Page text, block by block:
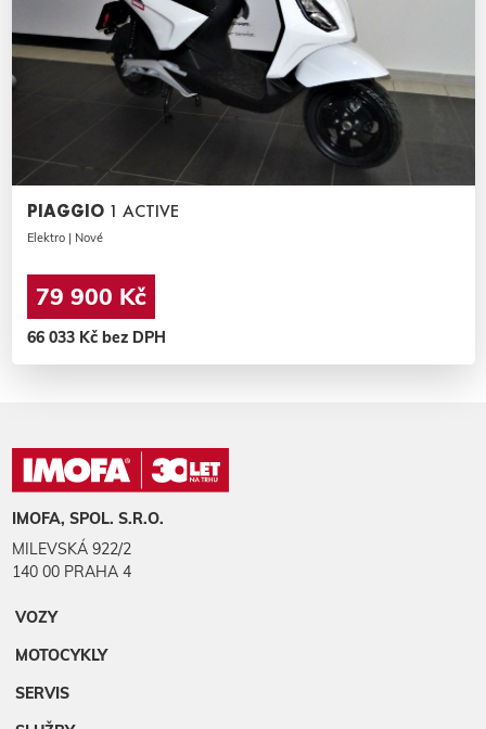
PIAGGIO 1 ACTIVE
Elektro | Nové
79 900 Kč
66 033 Kč bez DPH
IMOFA, SPOL. S.R.O.
MILEVSKÁ 922/2
140 00 PRAHA 4
VOZY
MOTOCYKLY
SERVIS